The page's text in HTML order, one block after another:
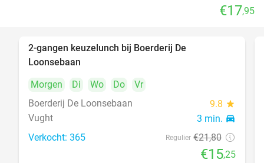
€17,95
2-gangen keuzelunch bij Boerderij De
Loonsebaan
Morgen
Di Wo Do
Vr
Boerderij De Loonsebaan
9.8 star
Vught 3 min. directions_car
Verkocht: 365 Regulier €21,80
€15,25